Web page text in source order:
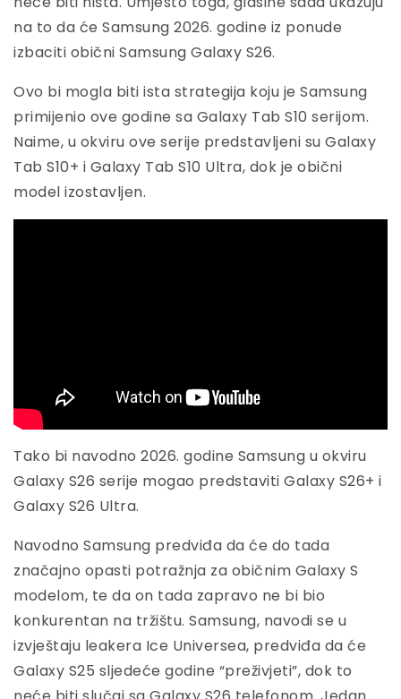
na to da će Samsung 2026. godine iz ponude
izbaciti obični Samsung Galaxy S26.
Ovo bi mogla biti ista strategija koju je Samsung
primijenio ove godine sa Galaxy Tab S10 serijom.
Naime, u okviru ove serije predstavljeni su Galaxy
Tab S10+ i Galaxy Tab S10 Ultra, dok je obični
model izostavljen.
Tako bi navodno 2026. godine Samsung u okviru
Galaxy S26 serije mogao predstaviti Galaxy S26+ i
Galaxy S26 Ultra.
Navodno Samsung predviđa da će do tada
značajno opasti potražnja za običnim Galaxy S
modelom, te da on tada zapravo ne bi bio
konkurentan na tržištu. Samsung, navodi se u
izvještaju leakera Ice Universea, predviđa da će
Galaxy S25 sljedeće godine “preživjeti”, dok to